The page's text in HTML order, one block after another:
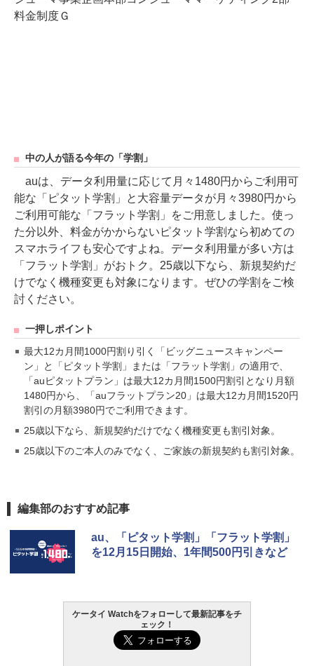
料金制度Ｇ
中の人が語る今年の「学割」
auは、データ利用量に応じて月々1480円からご利用可
能な「ピタット学割」と大容量データが月々3980円から
ご利用可能な「フラット学割」をご用意しました。使っ
た分以外、料金がかからないピタット学割なら初めての
スマホライフも安心ですよね。データ利用量が多い方は
「フラット学割」がおトク。25歳以下なら、新規契約だ
けでなく機種変更も対象になります。ぜひの学割をご検
討ください。
一押しポイント
最大12カ月間1000円割り引く「ビッグニュースキャンペー
ン」と「ピタット学割」または「フラット学割」の適用で、
「auピタットプラン」は最大12カ月間1500円割引となり月額
1480円から、「auフラットプラン20」は最大12カ月間1520円
割引の月額3980円でご利用できます。
25歳以下なら、新規契約だけでなく機種変更も割引対象。
25歳以下のご本人のみでなく、ご家族の新規契約も割引対象。
編集部のおすすめ記事
au、「ピタット学割」「フラット学割」
を12月15日開始、1年間500円引きなど
ケータイ Watchをフォローして最新記事をチ
ェック！